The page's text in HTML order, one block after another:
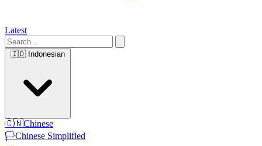
Latest
🇮🇩 Indonesian
🇨🇳Chinese
🏳️Chinese Simplified